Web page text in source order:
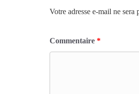
Votre adresse e-mail ne sera
Commentaire *